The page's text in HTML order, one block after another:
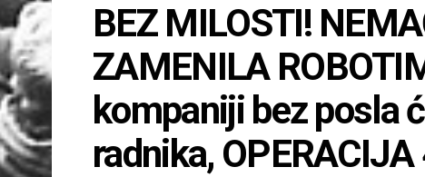
BEZ MILOSTI!
ZAMENILA
kompaniji bez posla
radnika, OPERACIJA